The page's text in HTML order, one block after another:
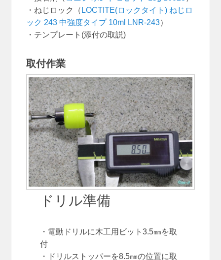
・ねじロック（ LOCTITE(ロックタイト) ねじロ
ック 243 中強度タイプ 10ml LNR-243）
・テンプレート(添付の取説)
取付作業
ドリル準備
・電動ドリルに木工用ビット3.5㎜を取
付
・ドリルストッパーを8.5㎜の位置に取